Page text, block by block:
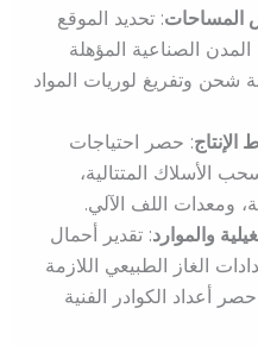
المساحات: تحديد الموقع
الصناعية المؤهلة
شحن وتفريغ لوريات المواد
: حصر احتياجات
الأسلاك المتتالية،
ومعدات اللف الآلي.
والموارد: تقدير أحمال
الغاز الطبيعي اللازمة
أعداد الكوادر الفنية